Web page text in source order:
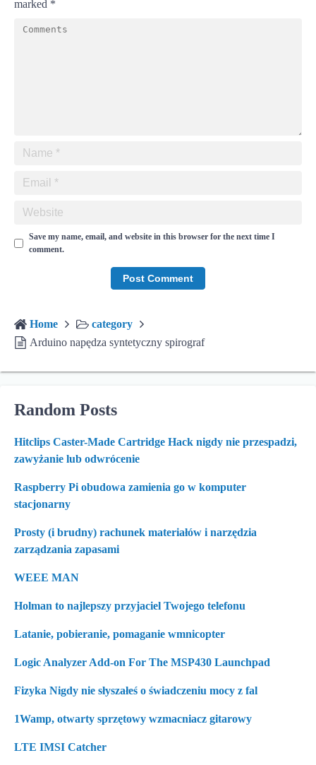
marked *
Save my name, email, and website in this browser for the next time I
comment.
Home
category
Arduino napędza syntetyczny spirograf
Random Posts
Hitclips Caster-Made Cartridge Hack nigdy nie przespadzi,
zawyżanie lub odwrócenie
Raspberry Pi obudowa zamienia go w komputer
stacjonarny
Prosty (i brudny) rachunek materiałów i narzędzia
zarządzania zapasami
WEEE MAN
Holman to najlepszy przyjaciel Twojego telefonu
Latanie, pobieranie, pomaganie wmnicopter
Logic Analyzer Add-on For The MSP430 Launchpad
Fizyka Nigdy nie słyszałeś o świadczeniu mocy z fal
1Wamp, otwarty sprzętowy wzmacniacz gitarowy
LTE IMSI Catcher